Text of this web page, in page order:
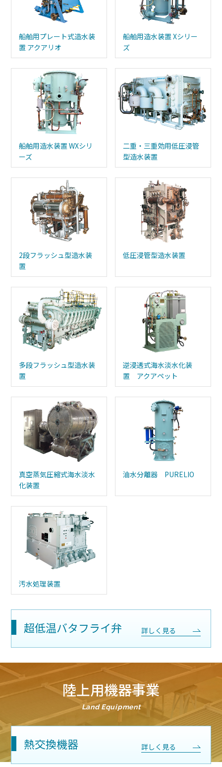
船舶⽤プレート式造⽔装
置 アクアリオ
船舶⽤造⽔装置 Xシリー
ズ
船舶⽤造⽔装置 WXシリ
ーズ
二重・三重効用低圧浸管
型造水装置
2段フラッシュ型造水装
置
低圧浸管型造水装置
多段フラッシュ型造水装
置
逆浸透式海水淡水化装
置 アクアペット
真空蒸気圧縮式海水淡水
化装置
油水分離器 PURELIO
汚水処理装置
超低温バタフライ弁 詳しく見る
陸上用機器事業
Land Equipment
熱交換機器 詳しく見る